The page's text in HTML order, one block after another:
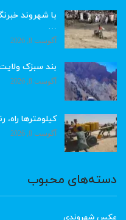
با شهروند
…
آگوست 8, 2026
بند سبزک
آگوست 8, 2026
کیلومترها
آگوست 8, 2026
دسته‌های محبوب
عکس شهروندی